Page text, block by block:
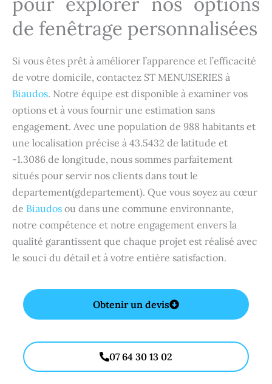
de fenêtrage personnalisées
Si vous êtes prêt à améliorer l’apparence et l’efficacité
de votre domicile, contactez ST MENUISERIES à
Biaudos. Notre équipe est disponible à examiner vos
options et à vous fournir une estimation sans
engagement. Avec une population de 988 habitants et
une localisation précise à 43.5432 de latitude et
-1.3086 de longitude, nous sommes parfaitement
situés pour servir nos clients dans tout le
departement(gdepartement). Que vous soyez au cœur
de Biaudos ou dans une commune environnante,
notre compétence et notre engagement envers la
qualité garantissent que chaque projet est réalisé avec
le souci du détail et à votre entière satisfaction.
Obtenir un devis
07 64 30 13 02